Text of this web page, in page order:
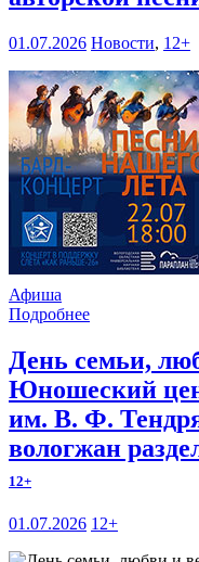
01.07.2026 Новости, 12+
Афиша
Подробнее
День семьи,
Юношеский
им. В. Ф.
вологжан
12+
01.07.2026 12+